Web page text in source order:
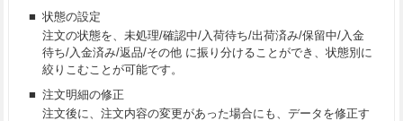
■ 状態の設定
注文の状態を、未処理/確認中/入荷待ち/出荷済み/保留中/入金
待ち/入金済み/返品/その他 に振り分けることができ、状態別に
絞りこむことが可能です。
■ 注文明細の修正
注文後に、注文内容の変更があった場合にも、データを修正す